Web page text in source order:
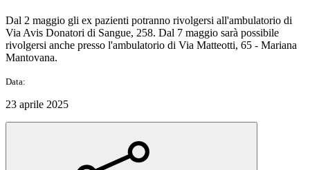
Dal 2 maggio gli ex pazienti potranno rivolgersi all'ambulatorio di
Via Avis Donatori di Sangue, 258. Dal 7 maggio sarà possibile
rivolgersi anche presso l'ambulatorio di Via Matteotti, 65 - Mariana
Mantovana.
Data:
23 aprile 2025